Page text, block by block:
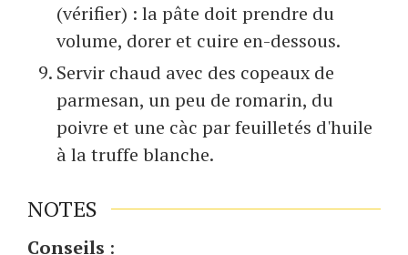
(vérifier) : la pâte doit prendre du
volume, dorer et cuire en-dessous.
Servir chaud avec des copeaux de
parmesan, un peu de romarin, du
poivre et une càc par feuilletés d'huile
à la truffe blanche.
NOTES
Conseils :